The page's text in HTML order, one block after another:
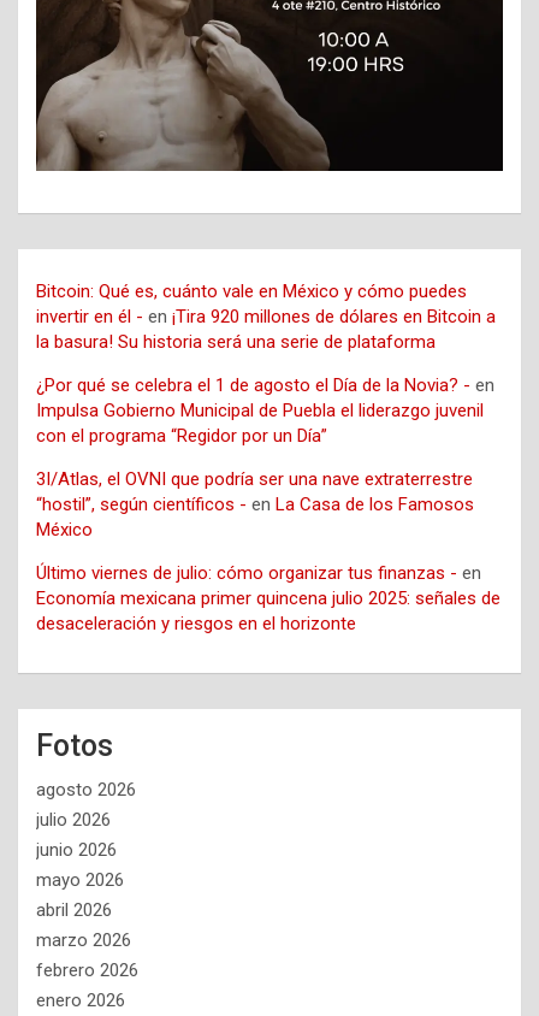
Bitcoin: Qué es, cuánto vale en México y cómo puedes
invertir en él - en ¡Tira 920 millones de dólares en Bitcoin a
la basura! Su historia será una serie de plataforma
¿Por qué se celebra el 1 de agosto el Día de la Novia? - en
Impulsa Gobierno Municipal de Puebla el liderazgo juvenil
con el programa “Regidor por un Día”
3I/Atlas, el OVNI que podría ser una nave extraterrestre
“hostil”, según científicos - en La Casa de los Famosos
México
Último viernes de julio: cómo organizar tus finanzas - en
Economía mexicana primer quincena julio 2025: señales de
desaceleración y riesgos en el horizonte
Fotos
agosto 2026
julio 2026
junio 2026
mayo 2026
abril 2026
marzo 2026
febrero 2026
enero 2026